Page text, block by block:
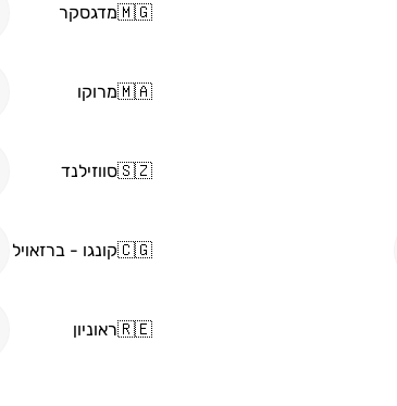
🇲🇬מדגסקר
🇲🇦מרוקו
🇸🇿סווזילנד
🇨🇬קונגו - ברזאויל
🇷🇪ראוניון